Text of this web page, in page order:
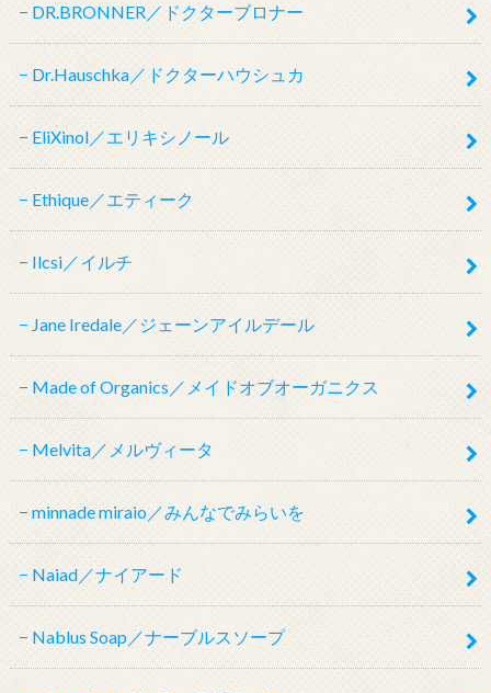
DR.BRONNER／ドクターブロナー
Dr.Hauschka／ドクターハウシュカ
EliXinol／エリキシノール
Ethique／エティーク
Ilcsi／イルチ
Jane Iredale／ジェーンアイルデール
Made of Organics／メイドオブオーガニクス
Melvita／メルヴィータ
minnade miraio／みんなでみらいを
Naiad／ナイアード
Nablus Soap／ナーブルスソープ